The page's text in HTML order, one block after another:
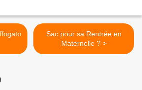
Sac pour sa Rentrée en
Maternelle ? >